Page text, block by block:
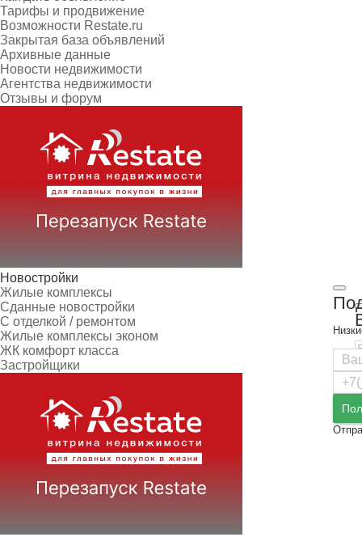
Тарифы и продвижение
Возможности Restate.ru
Закрытая база объявлений
Архивные данные
Новости недвижимости
Агентства недвижимости
Отзывы и форум
Новостройки
Жилые комплексы
Сданные новостройки
С отделкой / ремонтом
Жилые комплексы эконом
ЖК комфорт класса
Застройщики